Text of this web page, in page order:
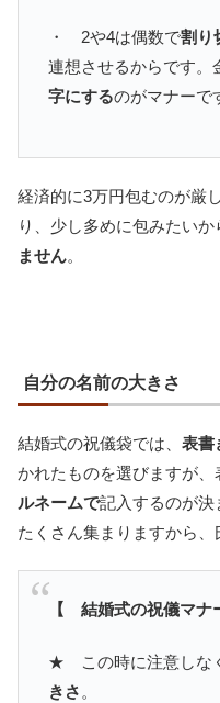
・ 2や4は偶数で割り
連想させるからです。
字にするのがマナーで
経済的に3万円包むのが厳
り、少し多めに包みたい
ません。
自分の名前の大きさ
結婚式の祝儀袋では、 表書
かれたものを選びますが、
ルネームで記入するのが決
たくさん集まりますから、
【 結婚式の祝儀マナ
★ この時に注意しな
きさ 。